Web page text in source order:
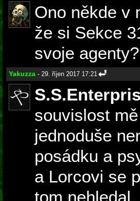
Ono někde v
že si Sekce
svoje agenty?
Yakuzza - 29. říjen 2017 17:21
souvislost
jednoduše
posádku a
a Lorcovi se
tom nehledal.